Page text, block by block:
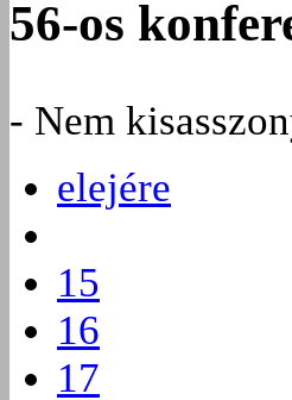
56-os
- Nem
elejére
15
16
17